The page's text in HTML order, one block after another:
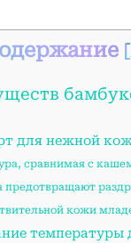
[
для нежной
сравнимая с
предотвращают
кожи